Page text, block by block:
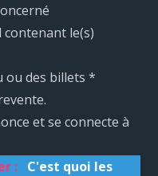
contenant le(s)
ou des billets *
et se connecte à
: C'est quoi les